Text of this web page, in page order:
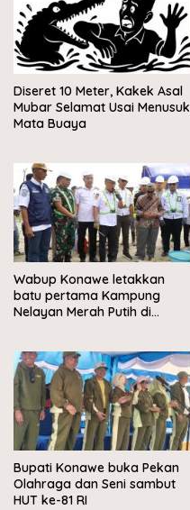
Diseret 10 Meter, Kakek Asal
Mubar Selamat Usai Menusuk
Mata Buaya
Wabup Konawe letakkan
batu pertama Kampung
Nelayan Merah Putih di
Bupati Konawe buka Pekan
Olahraga dan Seni sambut
HUT ke-81 RI